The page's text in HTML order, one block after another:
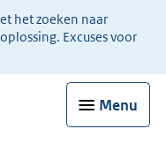
het zoeken naar
Excuses voor
Menu